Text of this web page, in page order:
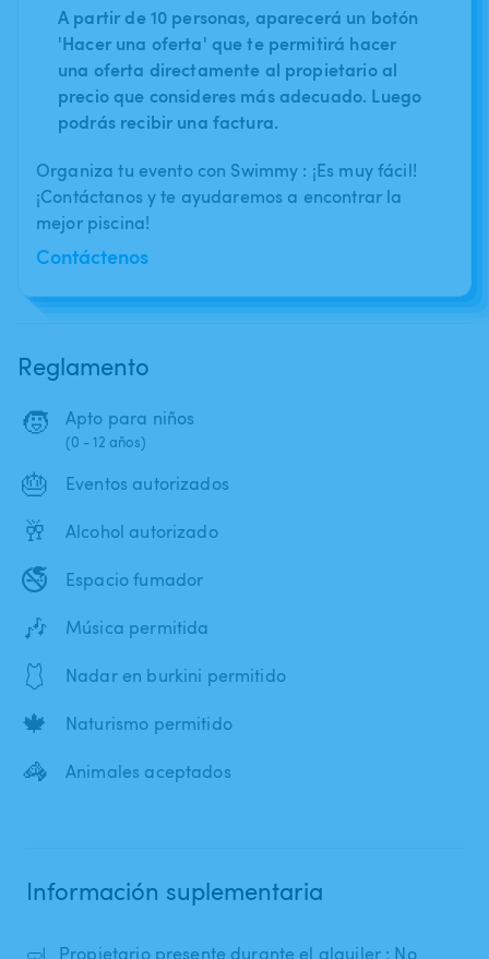
A partir de 10 personas, aparecerá un botón
'Hacer una oferta' que te permitirá hacer
una oferta directamente al propietario al
precio que consideres más adecuado. Luego
podrás recibir una factura.
Organiza tu evento con Swimmy : ¡Es muy fácil!
¡Contáctanos y te ayudaremos a encontrar la
mejor piscina!
Contáctenos
Reglamento
🧒 Apto para niños
(0 - 12 años)
🎂 Eventos autorizados
🥂 Alcohol autorizado
🚭 Espacio fumador
🎶 Música permitida
🩱 Nadar en burkini permitido
🍁 Naturismo permitido
🦓 Animales aceptados
Información suplementaria
Propietario presente durante el alquiler : No